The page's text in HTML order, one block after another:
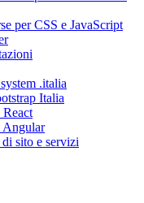
per CSS e JavaScript
.italia
Italia
sito e servizi